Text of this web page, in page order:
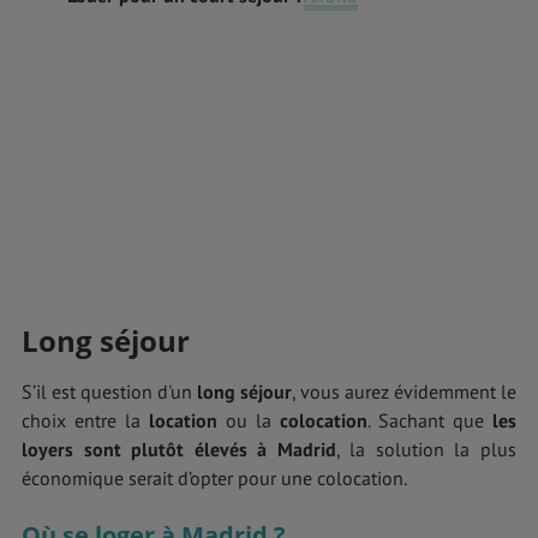
Long séjour
S’il est question d'un long séjour, vous aurez évidemment le
choix entre la location ou la colocation. Sachant que les
loyers sont plutôt élevés à Madrid, la solution la plus
économique serait d’opter pour une colocation.